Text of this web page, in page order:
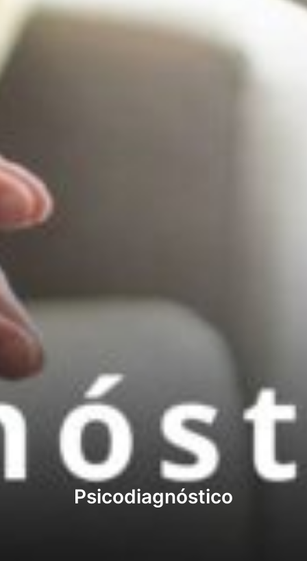
Psicodiagnóstico